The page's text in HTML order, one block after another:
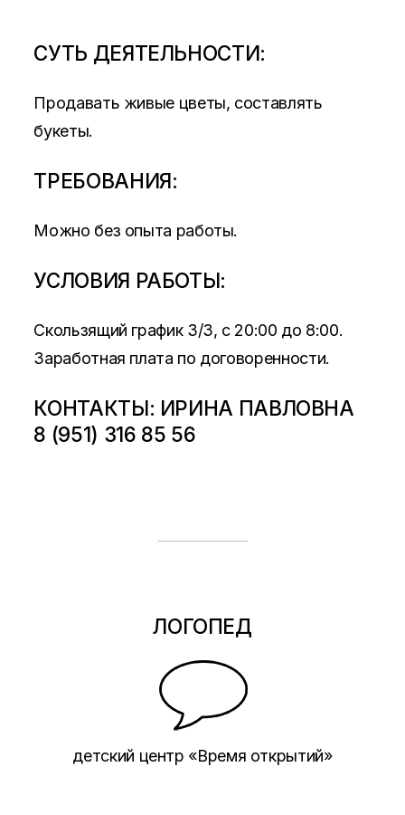
СУТЬ ДЕЯТЕЛЬНОСТИ:
Продавать живые цветы, составлять
букеты.
ТРЕБОВАНИЯ:
Можно без опыта работы.
УСЛОВИЯ РАБОТЫ:
Скользящий график 3/3, с 20:00 до 8:00.
Заработная плата по договоренности.
КОНТАКТЫ: ИРИНА ПАВЛОВНА
8 (951) 316 85 56
ЛОГОПЕД
детский центр «Время открытий»